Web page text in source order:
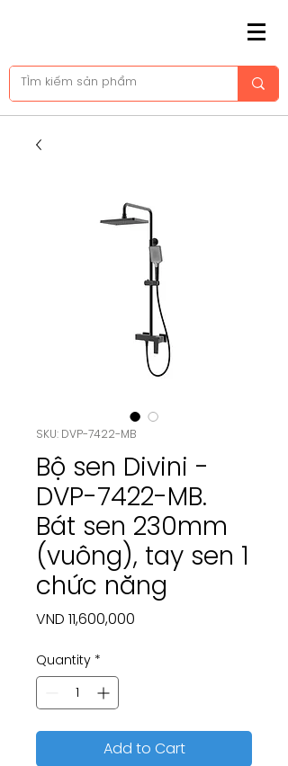
SKU: DVP-7422-MB
Bộ sen Divini -
DVP-7422-MB.
Bát sen 230mm
(vuông), tay sen 1
chức năng
VND 11,600,000
Quantity *
Add to Cart